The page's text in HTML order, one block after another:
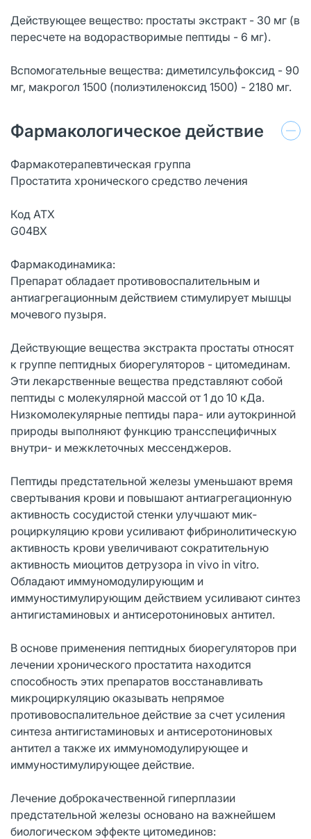
Действующее вещество: простаты экстракт - 30 мг (в
пересчете на водорастворимые пептиды - 6 мг).
Вспомогательные вещества: диметилсульфоксид - 90
мг, макрогол 1500 (полиэтиленоксид 1500) - 2180 мг.
Фармакологическое действие
Фармакотерапевтическая группа
Простатита хронического средство лечения
Код АТХ
G04BX
Фармакодинамика:
Препарат обладает противовоспалительным и
антиагрегационным действием стимулирует мышцы
мочевого пузыря.
Действующие вещества экстракта простаты относят
к группе пептидных биорегуляторов - цитомединам.
Эти лекарственные вещества представляют собой
пептиды с молекулярной массой от 1 до 10 кДа.
Низкомолекулярные пептиды пара- или аутокринной
природы выполняют функцию трансспеци­фичных
внутри- и межклеточных мессенджеров.
Пептиды предстательной железы уменьшают время
свертывания крови и по­вышают антиагрегационную
активность сосудистой стенки улучшают мик­
роциркуляцию крови усиливают фибринолитическую
активность крови увеличивают сократительную
активность миоцитов детрузора in vivo in vitro.
Обладают иммуномодулирующим и
иммуностимулирующим действием усиливают синтез
антигистаминовых и антисеротониновых антител.
В основе применения пептидных биорегуляторов при
лечении хронического простатита находится
способность этих препаратов восстанавливать
микро­циркуляцию оказывать непрямое
противовоспалительное действие за счет усиления
синтеза антигистаминовых и антисеротониновых
антител а также их иммуномодулирующее и
иммуностимулирующее действие.
Лечение доброкачественной гиперплазии
предстательной железы основано на важнейшем
биологическом эффекте цитомединов: